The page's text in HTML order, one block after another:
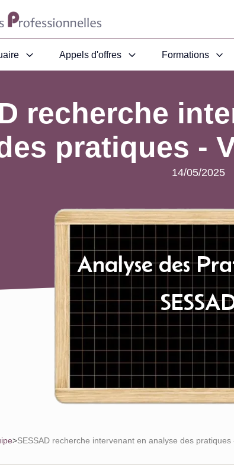
Appels d'offres Formations
recherche
pratiques -
14/05/2025
Analyse des
>SESSAD recherche intervenant en analyse des pratiques